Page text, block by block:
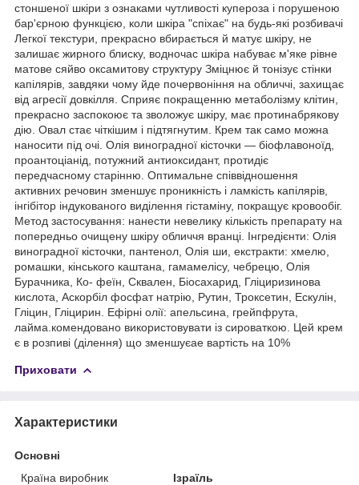
стоншеної шкіри з ознаками чутливості купероза і порушеною
бар'єрною функцією, коли шкіра "спіхає" на будь-які розбивачі
Легкої текстури, прекрасно вбирається й матує шкіру, не
залишає жирного блиску, водночас шкіра набуває м'яке рівне
матове сяйво оксамитову структуру Зміцнює й тонізує стінки
капілярів, завдяки чому йде почервоніння на обличчі, захищає
від агресії довкілля. Сприяє покращенню метаболізму клітин,
прекрасно заспокоює та зволожує шкіру, має протинабрякову
дію. Овал стає чіткішим і підтягнутим. Крем так само можна
наносити під очі. Олія виноградної кісточки — біофлавоноїд,
проантоціанід, потужний антиоксидант, протидіє
передчасному старінню. Оптимальне співвідношення
активних речовин зменшує проникність і ламкість капілярів,
інгібітор індукованого виділення гістаміну, покращує кровообіг.
Метод застосування: нанести невелику кількість препарату на
попередньо очищену шкіру обличчя вранці. Інгредієнти: Олія
виноградної кісточки, пантенол, Олія ши, екстракти: хмелю,
ромашки, кінського каштана, гамамелісу, чебрецю, Олія
Бурачника, Ко- феїн, Сквален, Біосахарид, Гліциризинова
кислота, Аскорбіл фосфат натрію, Рутин, Троксетин, Ескулін,
Гліцин, Гліцирин. Ефірні олії: апельсина, грейпфрута,
лайма.комендовано використовувати із сироваткою. Цей крем
є в розпиві (ділення) що зменшуєае вартість на 10%
Приховати
Характеристики
Основні
Країна виробник
Ізраїль